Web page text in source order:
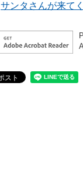
サンタさんが来て